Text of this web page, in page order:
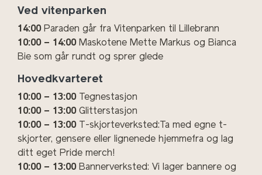
Ved vitenparken
14:00Paraden går fra Vitenparken til Lillebrann
10:00 – 14:00Maskotene Mette Markus og Bianca
Bie som går rundt og sprer glede
Hovedkvarteret
10:00 – 13:00Tegnestasjon
10:00 – 13:00Glitterstasjon
10:00 – 13:00T-skjorteverksted:Ta med egne t-
skjorter, gensere eller lignenede hjemmefra og lag
ditt eget Pride merch!
10:00 – 13:00Bannerverksted: Vi lager bannere og